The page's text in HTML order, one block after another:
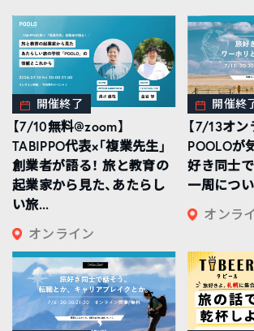
開催終了
【7/10無料@zoom】
TABIPPO代表×「複業先生」
創業者が語る！ 旅と教育の
起業家から見た、あたらし
い旅...
オンライン
開催終
【7/13オン
POOLOが
好き同士
一周につ
オンラ